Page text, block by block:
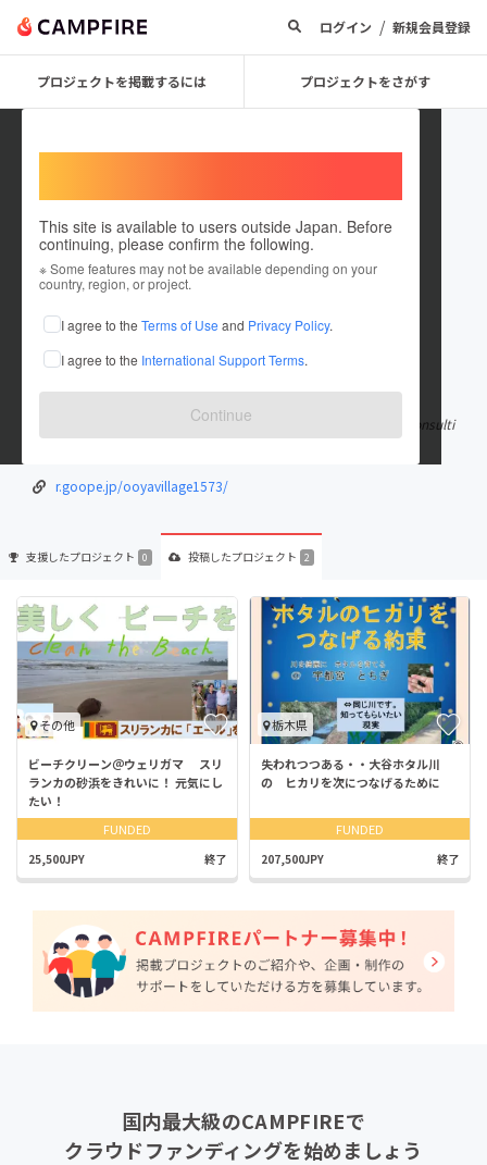
ログイン / 新規会員登録
プロジェクトを掲載するには プロジェクトをさがす
This site is available to users outside Japan. Before
continuing, please confirm the following.
※ Some features may not be available depending on your
country, region, or project.
I agree to the Terms of Use and Privacy Policy.
I agree to the International Support Terms.
Continue
DANIHEI
これまでに2件のプロジェクトを投稿しています
在住国：日本 現在地：栃木県
出身国：日本 出身地：栃木県
宇都宮大学大学院卒 某研究所卒業 Nihein’s LANKA Director Y’s Consulti
ng Director NS Cross TECH LLC CEO もっと見る
r.goope.jp/ooyavillage1573/
支援したプロジェクト 0 投稿したプロジェクト 2
その他
ビーチクリーン＠ウェリガマ スリ
ランカの砂浜をきれいに！ 元気にし
たい！
FUNDED
25,500JPY 終了
栃木県
失われつつある・・大谷ホタル川
の ヒカリを次につなげるために
FUNDED
207,500JPY 終了
国内最大級のCAMPFIREで
クラウドファンディングを始めましょう